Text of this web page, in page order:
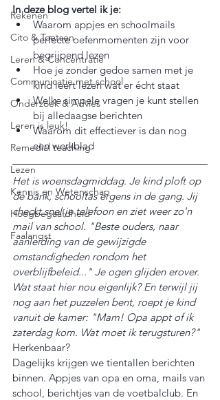
Rekenen
Cito & Toetsen
Leren & Concentratie
Communicatie met school
Onderzoek & Advies
Leren is leuk!
Remedial teaching
Lezen
Kennis en Wetenschap
Hoogbegaafdheid
Faalangst
In deze blog vertel ik je:
Waarom appjes en schoolmails
perfecte oefenmomenten zijn voor
begrijpend lezen
Hoe je zonder gedoe samen met je
kind leert lezen wat er écht staat
Welke simpele vragen je kunt stellen
bij alledaagse berichten
Waarom dit effectiever is dan nog
een werkblad
Het is woensdagmiddag. Je kind ploft op
de bank, schooltas ergens in de gang. Jij
checkt snel je telefoon en ziet weer zo'n
mail van school. "Beste ouders, naar
aanleiding van de gewijzigde
omstandigheden rondom het
overblijfbeleid..." Je ogen glijden erover.
Wat staat hier nou eigenlijk? En terwijl jij
nog aan het puzzelen bent, roept je kind
vanuit de kamer: "Mam! Opa appt of ik
zaterdag kom. Wat moet ik terugsturen?"
Herkenbaar?
Dagelijks krijgen we tientallen berichten
binnen. Appjes van opa en oma, mails van
school, berichtjes van de voetbalclub. En